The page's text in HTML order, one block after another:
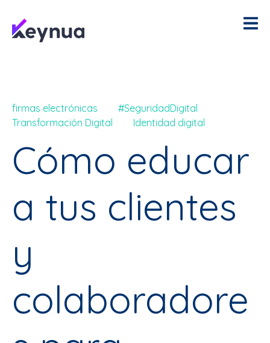
firmas electrónicas
#SeguridadDigital
Transformación Digital
Identidad digital
Cómo educar
a tus clientes
y
colaboradore